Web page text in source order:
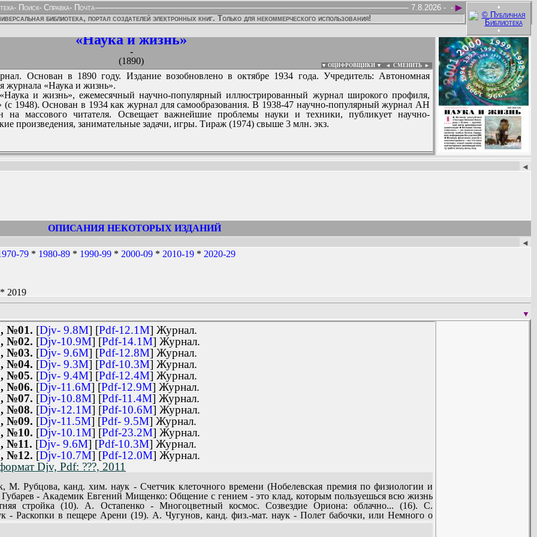
•
•
►
- Поиск- Справка- Почта -
7.8.2026 -
библиотека, портал создателей электронных книг. Только для некоммерческого использования!
«Наука и жизнь»
-
(1890)
▼ ОЦИФРОВЩИКИ ▼ ◄ СМЕНИТЬ ►
Основан в 1890 году. Издание возобновлено в октябре 1934 года. Учредитель: Автономная
журнала «Наука и жизнь».
«Наука и жизнь», ежемесячный научно-популярный иллюстрированный журнал широкого профиля,
(с 1948). Основан в 1934 как журнал для самообразования. В 1938-47 научно-популярный журнал АН
массового читателя. Освещает важнейшие проблемы науки и техники, публикует научно-
произведения, занимательные задачи, игры. Тираж (1974) свыше 3 млн. экз.
:
LegoNXT, Lykas, panam_21, Pirat, pohorsky, Serge Репнин, Алексей Несененко, Аркадий Югрин,
Хохлов, звездочет, папаВлад, Роман Хонин, Сергей Иванов, Сергей Крутов...
ИЗДАНИЙ:
◄
ОПИСАНИЯ НЕКОТОРЫХ ИЗДАНИЙ
◄
79 * 1980-89 * 1990-99 * 2000-09 * 2010-19 * 2020-29
2019
▼
№01. [Djv- 9.8M] [Pdf-12.1M] Журнал.
№02. [Djv-10.9M] [Pdf-14.1M] Журнал.
№03. [Djv- 9.6M] [Pdf-12.8M] Журнал.
№04. [Djv- 9.3M] [Pdf-10.3M] Журнал.
№05. [Djv- 9.4M] [Pdf-12.4M] Журнал.
№06. [Djv-11.6M] [Pdf-12.9M] Журнал.
№07. [Djv-10.8M] [Pdf-11.4M] Журнал.
№08. [Djv-12.1M] [Pdf-10.6M] Журнал.
№09. [Djv-11.5M] [Pdf- 9.5M] Журнал.
№10. [Djv-10.1M] [Pdf-23.2M] Журнал.
№11. [Djv- 9.6M] [Pdf-10.3M] Журнал.
№12. [Djv-10.7M] [Pdf-12.0M] Журнал.
Djv, Pdf: ???, 2011
М. Рубцова, канд. хим. наук - Счетчик клеточного времени (Нобелевская премия по физиологии и
- Академик Евгений Мищенко: Общение с гением - это клад, которым пользуешься всю жизнь
стройка (10). А. Остапенко - Многоцветный космос. Созвездие Ориона: облачно... (16). С.
- Раскопки в пещере Арени (19). А. Чугунов, канд. физ.-мат. наук - Полет бабочки, или Немного о
(22). Кунсткамера (29,106). Вести из институтов, лабораторий, экспедиций: Т. Сухановская - Робот
Белоцерковская - Кукуруза для искусственной крови (30). Т. Зимина - Ветерану грозит отставка (31).